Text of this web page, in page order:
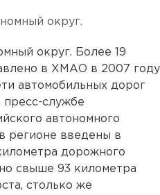
округ.
округ. Более 19
в ХМАО в 2007 году
автомобильных дорог
службе
автономного
регионе введены в
дорожного
свыше 93 километра
столько же